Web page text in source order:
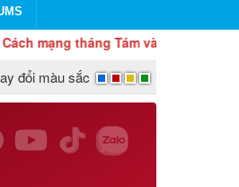
tháng Tám và Quốc khánh 2/9
đổi màu sắc